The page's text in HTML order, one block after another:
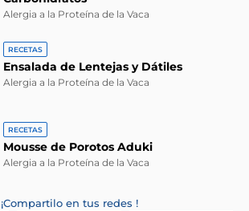
Alergia a la Proteína de la Vaca
RECETAS
Ensalada de Lentejas y Dátiles
Alergia a la Proteína de la Vaca
RECETAS
Mousse de Porotos Aduki
Alergia a la Proteína de la Vaca
¡Compartilo en tus redes !